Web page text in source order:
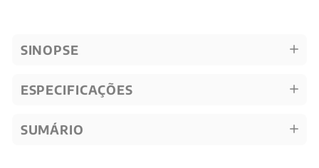
SINOPSE
ESPECIFICAÇÕES
SUMÁRIO